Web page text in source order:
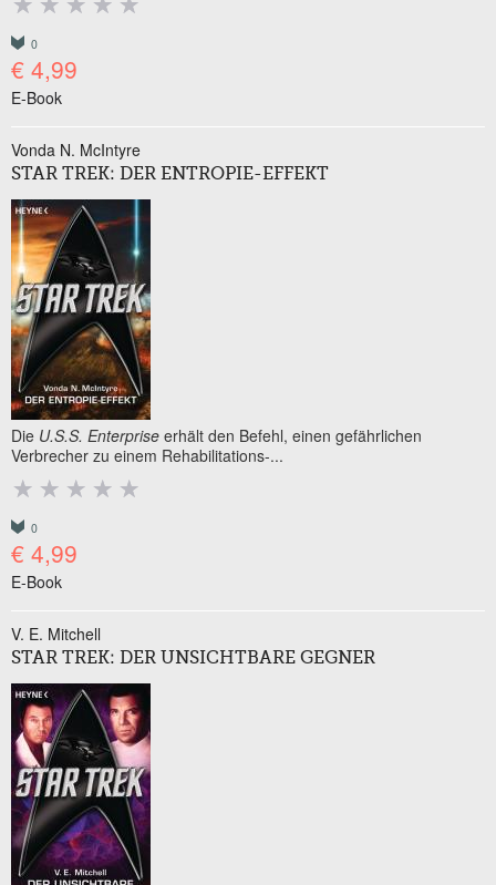
0
€ 4,99
E-Book
Vonda N. McIntyre
STAR TREK: DER ENTROPIE-EFFEKT
Die U.S.S. Enterprise erhält den Befehl, einen gefährlichen
Verbrecher zu einem Rehabilitations-...
0
€ 4,99
E-Book
V. E. Mitchell
STAR TREK: DER UNSICHTBARE GEGNER